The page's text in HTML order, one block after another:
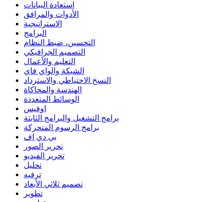
استعادة البيانات
الأدوات والمرافق
الاستراتيجية
البرامج
التحسين، ضبط النظام
التصميم الجرافيكي
التعليم والأعمال
الشبكة والواي فاي
النسخ الاحتياطي والاسترداد
الهندسة والمحاكاة
الوسائط المتعددة
اوفيس
برامج التشغيل والبرامج الثابتة
برامج الرسوم المتحركة
بي دي إف
تحرير الصور
تحرير الفيديو
تحليل
ترفيه
تصميم ثلاثي الأبعاد
تطوير